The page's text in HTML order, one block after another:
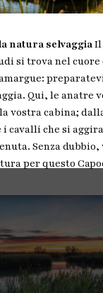
natura selvaggiaIl
si trova nel cuore
Qui, le anatre
vostra cabina;
cavalli che si
Senza
per questo